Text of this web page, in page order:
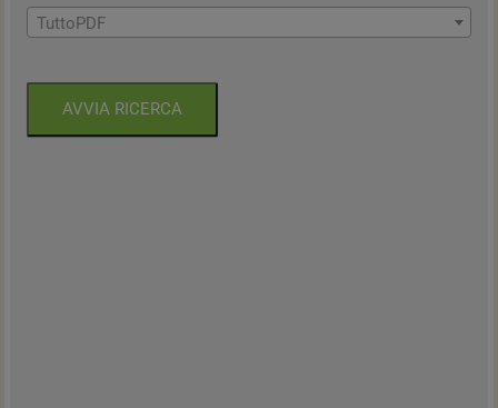
TuttoPDF
AVVIA RICERCA